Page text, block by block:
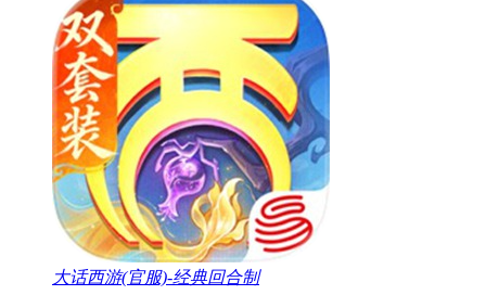
大话西游(官服)-经典回合制